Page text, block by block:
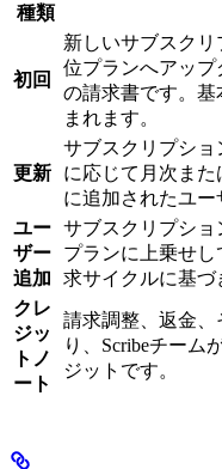
種類
初回
新しいサブスク
位プランへアッ
の請求書です。
まれます。
更新
サブスクリプシ
に応じて月次ま
に追加されたユー
ユー
ザー
追加
サブスクリプシ
プランに上乗せ
求サイクルに基づ
クレ
ジッ
トノ
ート
請求調整、返金、
り、Scribeチーム
ジットです。